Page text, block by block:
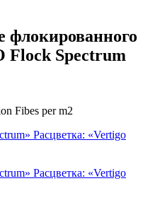
флокированного
Flock Spectrum
Fibes per m2